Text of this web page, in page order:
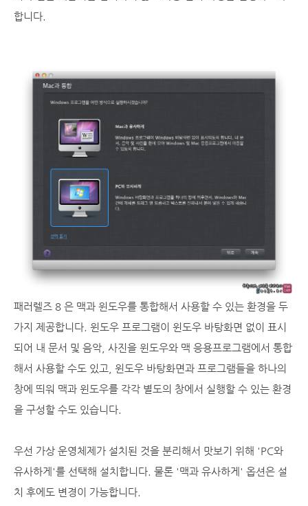
합니다.
패러렐즈 8 은 맥과 윈도우를 통합해서 사용할 수 있는 환경을 두
가지 제공합니다. 윈도우 프로그램이 윈도우 바탕화면 없이 표시
되어 내 문서 및 음악, 사진을 윈도우와 맥 응용프로그램에서 통합
해서 사용할 수도 있고, 윈도우 바탕화면과 프로그램들을 하나의
창에 띄워 맥과 윈도우를 각각 별도의 창에서 실행할 수 있는 환경
을 구성할 수도 있습니다.
우선 가상 운영체제가 설치된 것을 분리해서 맛보기 위해 'PC와
유사하게'를 선택해 설치합니다. 물론 '맥과 유사하게' 옵션은 설
치 후에도 변경이 가능합니다.